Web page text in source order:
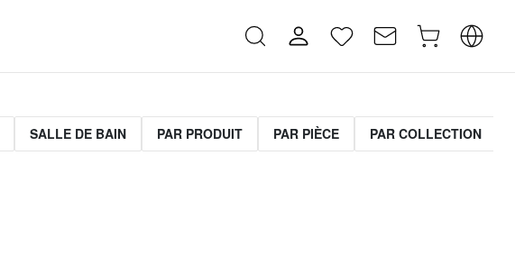
SALLE DE BAIN PAR PRODUIT PAR PIÈCE PAR COLLECTION